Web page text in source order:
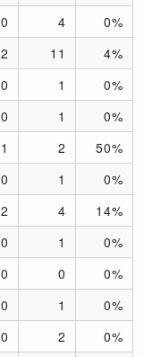
0 4
0%
2 11
4%
0 1
0%
0 1
0%
1 2
50%
0 1
0%
2 4
14%
0 1
0%
0 0
0%
0 1
0%
0 2
0%